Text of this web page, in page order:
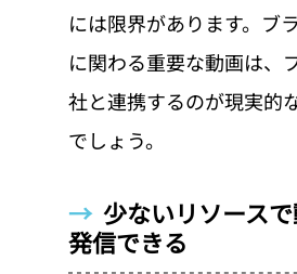
には限界があります。ブ
に関わる重要な動画は、
社と連携するのが現実的
でしょう。
→ 少ないリソース
発信できる